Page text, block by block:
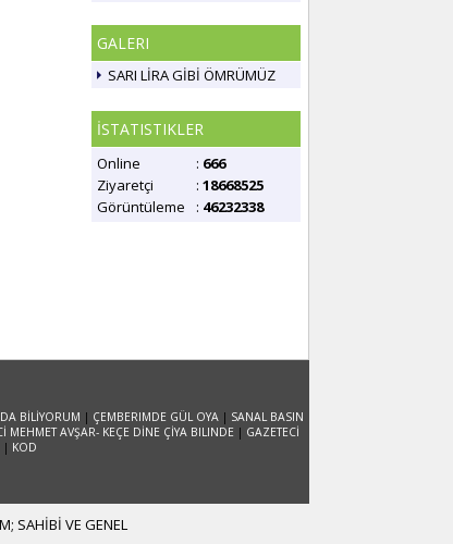
GALERI
SARI LİRA GİBİ ÖMRÜMÜZ
İSTATISTIKLER
Online : 666
Ziyaretçi
: 18668525
Görüntüleme
: 46232338
BİLİYORUM | ÇEMBERIMDE GÜL OYA| SANAL BASIN
MEHMET AVŞAR- KEÇE DİNE ÇİYA BILINDE | GAZETECİ
| KOD
SAHİBİ VE GENEL